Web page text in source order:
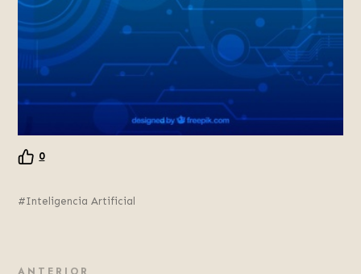
0
Inteligencia Artificial